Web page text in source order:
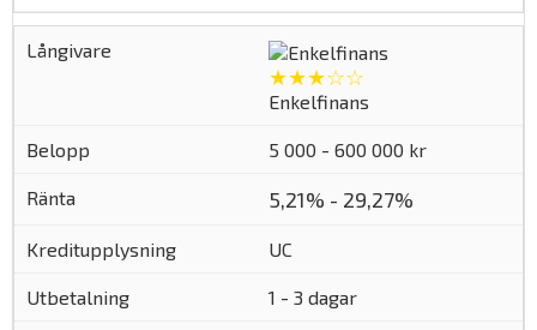
★★★☆☆
Enkelfinans
5 000 - 600 000 kr
5,21% - 29,27%
UC
1 - 3 dagar